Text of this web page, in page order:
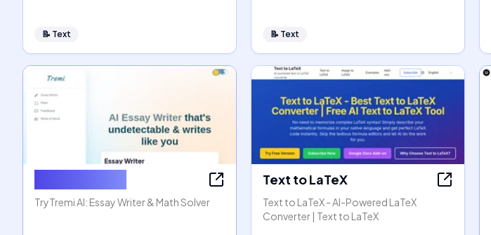
📝 Text 📝 Text
TryTremi AI: Essay Writer & Math Solver
Text to LaTeX
Text to LaTeX - AI-Powered LaTeX
Converter | Text to LaTeX